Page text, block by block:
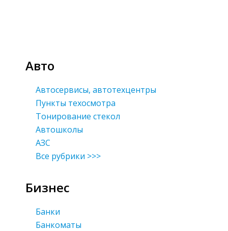
Авто
Автосервисы, автотехцентры
Пункты техосмотра
Тонирование стекол
Автошколы
АЗС
Все рубрики >>>
Бизнес
Банки
Банкоматы